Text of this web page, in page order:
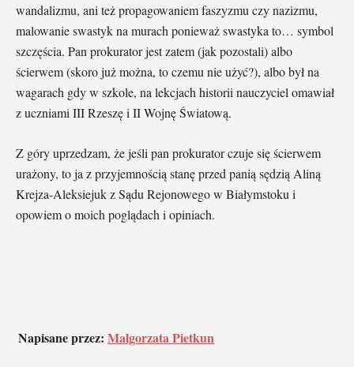
wandalizmu, ani też propagowaniem faszyzmu czy nazizmu,
malowanie swastyk na murach ponieważ swastyka to… symbol
szczęścia. Pan prokurator jest zatem (jak pozostali) albo
ścierwem (skoro już można, to czemu nie użyć?), albo był na
wagarach gdy w szkole, na lekcjach historii nauczyciel omawiał
z uczniami III Rzeszę i II Wojnę Światową.
Z góry uprzedzam, że jeśli pan prokurator czuje się ścierwem
urażony, to ja z przyjemnością stanę przed panią sędzią Aliną
Krejza-Aleksiejuk z Sądu Rejonowego w Białymstoku i
opowiem o moich poglądach i opiniach.
Napisane przez: Malgorzata Pietkun